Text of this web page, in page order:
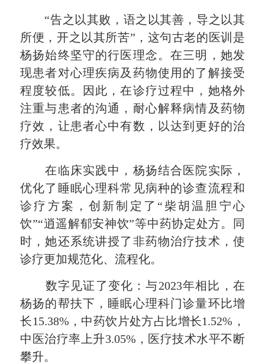
“告之以其败，语之以其善，导之以其
所便，开之以其所苦”，这句古老的医训是
杨扬始终坚守的行医理念。在三明，她发
现患者对心理疾病及药物使用的了解接受
程度较低。因此，在诊疗过程中，她格外
注重与患者的沟通，耐心解释病情及药物
疗效，让患者心中有数，以达到更好的治
疗效果。
在临床实践中，杨扬结合医院实际，
优化了睡眠心理科常见病种的诊查流程和
诊疗方案，创新制定了“柴胡温胆宁心
饮”“逍遥解郁安神饮”等中药协定处方。同
时，她还系统讲授了非药物治疗技术，使
诊疗更加规范化、流程化。
数字见证了变化：与2023年相比，在
杨扬的帮扶下，睡眠心理科门诊量环比增
长15.38%，中药饮片处方占比增长1.52%，
中医治疗率上升3.05%，医疗技术水平不断
攀升。